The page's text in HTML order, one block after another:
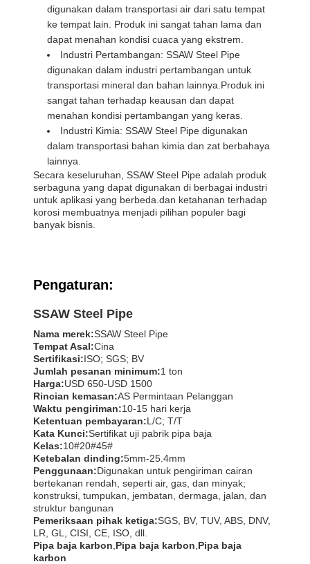
digunakan dalam transportasi air dari satu tempat
ke tempat lain. Produk ini sangat tahan lama dan
dapat menahan kondisi cuaca yang ekstrem.
Industri Pertambangan: SSAW Steel Pipe
digunakan dalam industri pertambangan untuk
transportasi mineral dan bahan lainnya.Produk ini
sangat tahan terhadap keausan dan dapat
menahan kondisi pertambangan yang keras.
Industri Kimia: SSAW Steel Pipe digunakan
dalam transportasi bahan kimia dan zat berbahaya
lainnya.
Secara keseluruhan, SSAW Steel Pipe adalah produk
serbaguna yang dapat digunakan di berbagai industri
untuk aplikasi yang berbeda.dan ketahanan terhadap
korosi membuatnya menjadi pilihan populer bagi
banyak bisnis.
Pengaturan:
SSAW Steel Pipe
Nama merek:SSAW Steel Pipe
Tempat Asal:Cina
Sertifikasi:ISO; SGS; BV
Jumlah pesanan minimum:1 ton
Harga:USD 650-USD 1500
Rincian kemasan:AS Permintaan Pelanggan
Waktu pengiriman:10-15 hari kerja
Ketentuan pembayaran:L/C; T/T
Kata Kunci:Sertifikat uji pabrik pipa baja
Kelas:10#20#45#
Ketebalan dinding:5mm-25.4mm
Penggunaan:Digunakan untuk pengiriman cairan
bertekanan rendah, seperti air, gas, dan minyak;
konstruksi, tumpukan, jembatan, dermaga, jalan, dan
struktur bangunan
Pemeriksaan pihak ketiga:SGS, BV, TUV, ABS, DNV,
LR, GL, CISI, CE, ISO, dll.
Pipa baja karbon Pipa baja karbon Pipa baja
karbon